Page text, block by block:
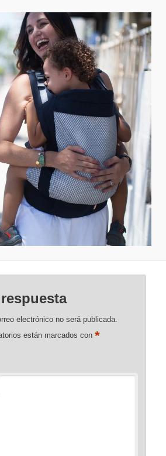
electrónico no será publicada.
están marcados con*